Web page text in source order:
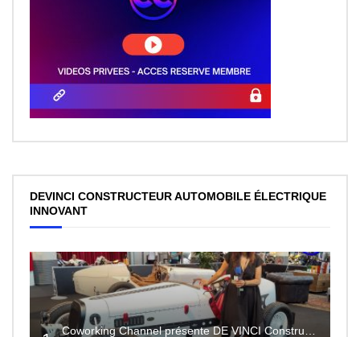
DEVINCI CONSTRUCTEUR AUTOMOBILE ÉLECTRIQUE
INNOVANT
Coworking Channel présente DE VINCI Constructeur automobile électrique innovant 100% made In France